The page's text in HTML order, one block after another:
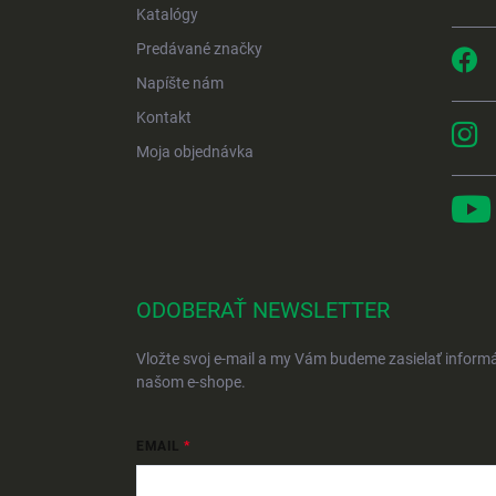
Katalógy
Predávané značky
Napíšte nám
Kontakt
Moja objednávka
ODOBERAŤ NEWSLETTER
Vložte svoj e-mail a my Vám budeme zasielať
našom e-shope.
EMAIL